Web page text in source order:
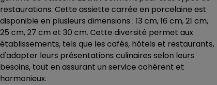
restaurations. Cette assiette carrée en porcelaine est
disponible en plusieurs dimensions : 13 cm, 16 cm, 21 cm,
25 cm, 27 cm et 30 cm. Cette diversité permet aux
établissements, tels que les cafés, hôtels et restaurants,
d'adapter leurs présentations culinaires selon leurs
besoins, tout en assurant un service cohérent et
harmonieux.